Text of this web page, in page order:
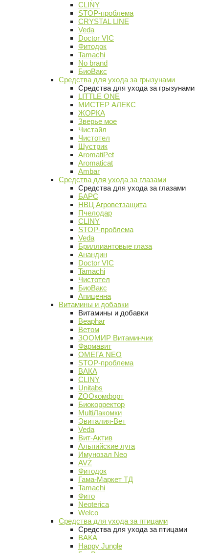
CLINY
STOP-проблема
CRYSTAL LINE
Veda
Doctor VIC
Фитодок
Tamachi
No brand
БиоВакс
Средства для ухода за грызунами
Средства для ухода за грызунами
LITTLE ONE
МИСТЕР АЛЕКС
ЖОРКА
Зверье мое
Чистайл
Чистотел
Шустрик
AromatiPet
Aromaticat
Ambar
Средства для ухода за глазами
Средства для ухода за глазами
БАРС
НВЦ Агроветзащита
Пчелодар
CLINY
STOP-проблема
Veda
Бриллиантовые глаза
Анандин
Doctor VIC
Tamachi
Чистотел
БиоВакс
Апиценна
Витамины и добавки
Витамины и добавки
Beaphar
Ветом
ЗООМИР Витаминчик
Фармавит
ОМЕГА NEO
STOP-проблема
ВАКА
CLINY
Unitabs
ZOOкомфорт
Биокорректор
MultiЛакомки
Эвиталия-Вет
Veda
Вит-Актив
Альпийские луга
Имунозал Neo
AVZ
Фитодок
Гама-Маркет ТД
Tamachi
Фито
Neoterica
Welco
Средства для ухода за птицами
Средства для ухода за птицами
ВАКА
Happy Jungle